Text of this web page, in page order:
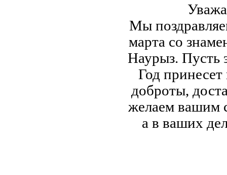
Мы
марта со
Наурыз. Пусть
Год
доброты,
желаем вашим
а в ваших